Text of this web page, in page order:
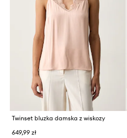
Twinset bluzka damska z wiskozy
649,99 zł